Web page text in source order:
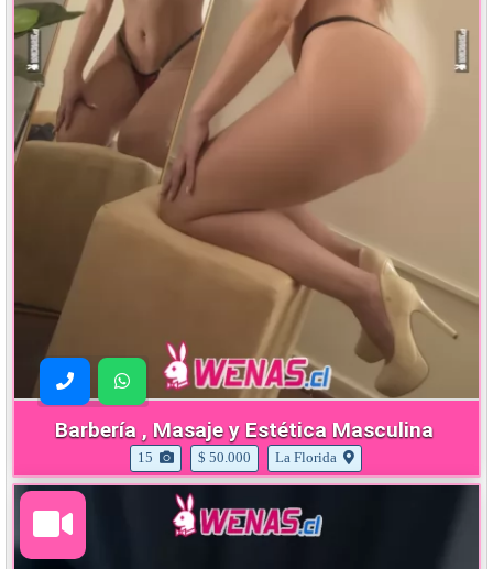
Barbería , Masaje y Estética Masculina
15 $ 50.000 La Florida